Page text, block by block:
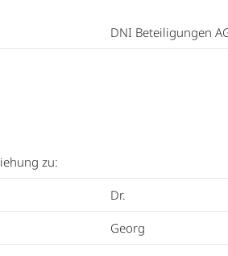
DNI Beteiligungen
zu:
Dr.
Georg